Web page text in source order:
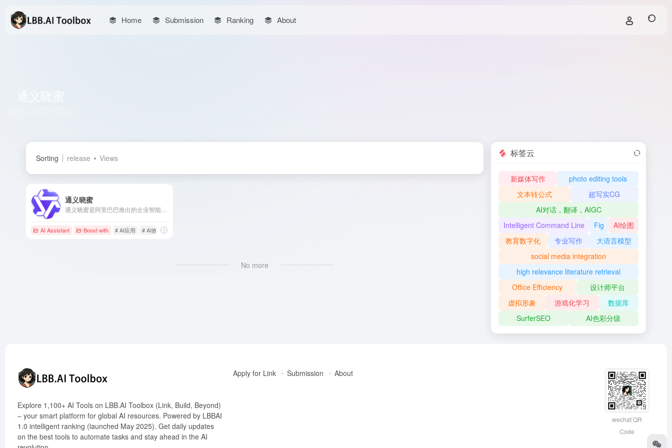
Home Submission Ranking About
Sorting release Views
通义晓蜜
AI Assistant Boost with # AI应用 # AI效率提升
No more
标签云
新媒体写作
photo editing tools
文本转公式
超写实CG
AI对话，翻译，AIGC
Intelligent Command Line
Fig
AI绘图
教育数字化
专业写作
大语言模型
social media integration
high relevance literature retrieval
Office Efficiency
设计师平台
虚拟形象
游戏化学习
数据库
SurferSEO
AI色彩分级
Explore 1,100+ AI Tools on LBB.AI Toolbox (Link, Build, Beyond)
– your smart platform for global AI resources. Powered by LBBAI
1.0 intelligent ranking (launched May 2025). Get daily updates
on the best tools to automate tasks and stay ahead in the AI
Apply for Link Submission About
wechat QR
Code